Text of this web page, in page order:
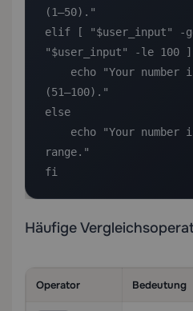
(1–50)."
elif [ "$user_input" -
"$user_input" -le 100
(51–100)."
else
range."
fi
Häufige
Operator Bedeutung